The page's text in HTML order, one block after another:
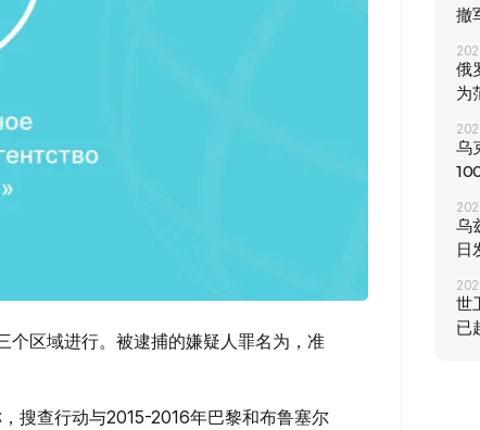
个区域进行。被逮捕的嫌疑人罪名为，准
搜查行动与2015-2016年巴黎和布鲁塞尔
撤
俄
为
乌
乌
日
世
已